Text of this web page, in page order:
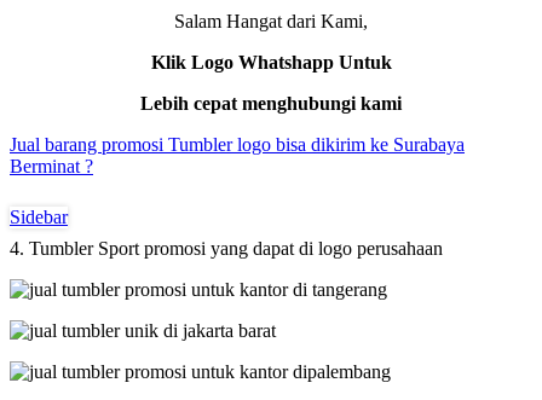
Salam Hangat dari Kami,
Klik Logo Whatshapp Untuk
Lebih cepat menghubungi kami
Jual barang promosi Tumbler logo bisa dikirim ke Surabaya
Berminat ?
4. Tumbler Sport promosi yang dapat di logo perusahaan
Sidebar